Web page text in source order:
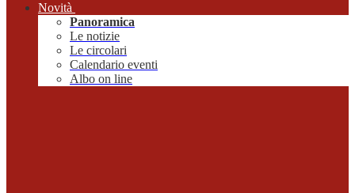
Novità
Panoramica
Le notizie
Le circolari
Calendario eventi
Albo on line